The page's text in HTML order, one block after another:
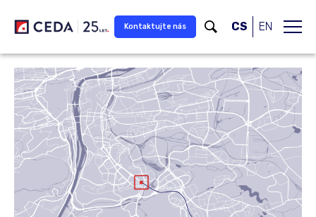
Kontaktujte nás CS EN